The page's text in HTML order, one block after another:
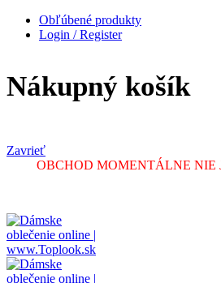
Obľúbené produkty
Login / Register
Nákupný košík
Zavrieť
OBCHOD MOMENTÁLNE NIE